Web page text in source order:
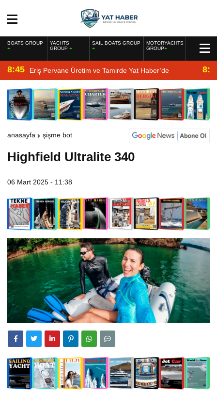
BOATS GROUP
YACHTS
GROUP
SAIL BOATS GROUP
MOTORYACHTS
GROUP
8:45 Eriş Pervane Üretim ve Tamirde Yat Haber’de
anasayfa şişme bot
Highfield Ultralite 340
06 Mart 2025 - 11:38